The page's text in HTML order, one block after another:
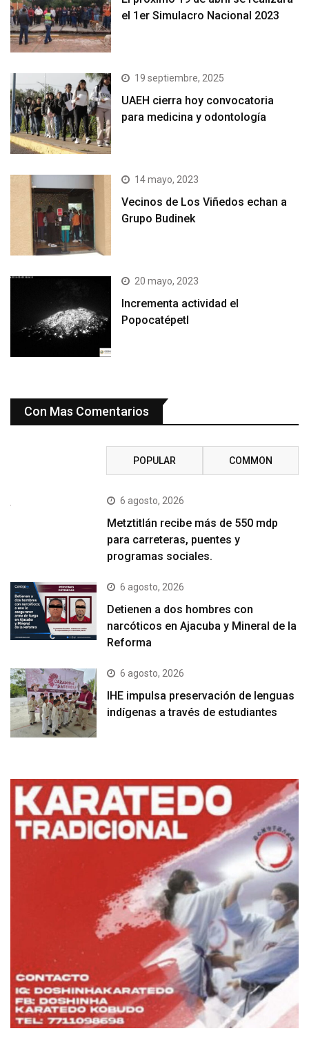
el 1er Simulacro Nacional 2023
19 septiembre, 2025
UAEH cierra hoy convocatoria
para medicina y odontología
14 mayo, 2023
Vecinos de Los Viñedos echan a
Grupo Budinek
20 mayo, 2023
Incrementa actividad el
Popocatépetl
Con Mas Comentarios
POPULAR COMMON
6 agosto, 2026
Metztitlán recibe más de 550 mdp
para carreteras, puentes y
programas sociales.
6 agosto, 2026
Detienen a dos hombres con
narcóticos en Ajacuba y Mineral de la
Reforma
6 agosto, 2026
IHE impulsa preservación de lenguas
indígenas a través de estudiantes